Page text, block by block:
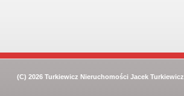
(C) 2026 Turkiewicz Nieruchomości Jacek Turkiewicz